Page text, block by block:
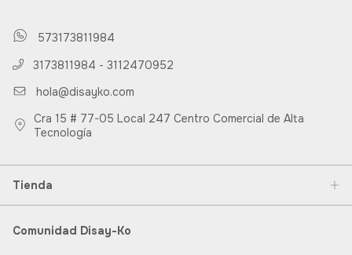
573173811984
3173811984 - 3112470952
hola@disayko.com
Cra 15 # 77-05 Local 247 Centro Comercial de Alta
Tecnología
Tienda
Comunidad Disay-Ko